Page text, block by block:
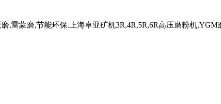
,雷蒙磨,节能环保.上海卓亚矿机3R,4R,5R,6R高压磨粉机